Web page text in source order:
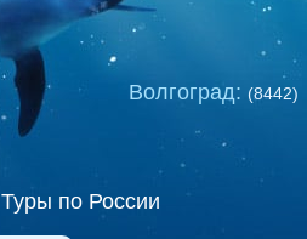
Волгоград: (8442)
Туры по России